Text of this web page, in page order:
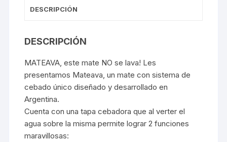
DESCRIPCIÓN
DESCRIPCIÓN
MATEAVA, este mate NO se lava! Les
presentamos Mateava, un mate con sistema de
cebado único diseñado y desarrollado en
Argentina.
Cuenta con una tapa cebadora que al verter el
agua sobre la misma permite lograr 2 funciones
maravillosas: